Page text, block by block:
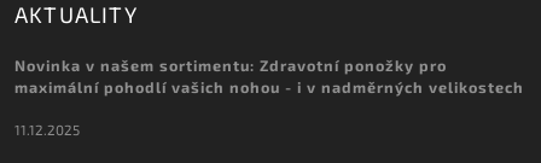
AKTUALITY
Novinka v našem sortimentu: Zdravotní ponožky pro
maximální pohodlí vašich nohou - i v nadměrných velikostech
11.12.2025